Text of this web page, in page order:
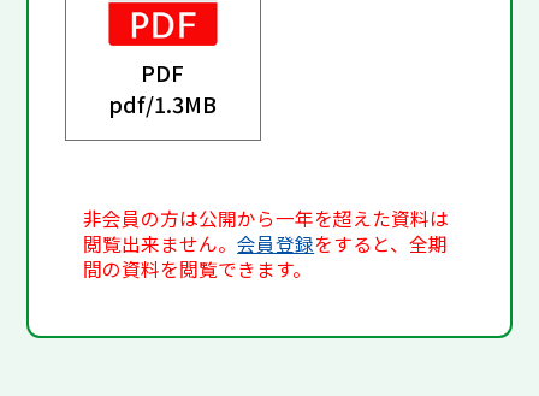
PDF
pdf/1.3MB
非会員の方は公開から一年を超えた資料は
閲覧出来ません。会員登録をすると、全期
間の資料を閲覧できます。